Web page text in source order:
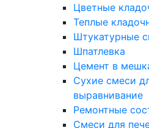
Цветные
Теплые
Штукатурные
Шпатлевка
Цемент в
Сухие смеси
выравнивание
Ремонтные
Смеси для